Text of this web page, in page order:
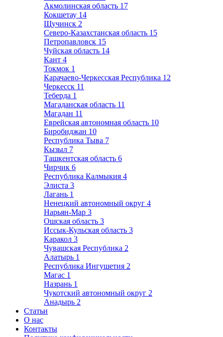
Акмолинская область 17
Кокшетау 14
Щучинск 2
Северо-Казахстанская область 15
Петропавловск 15
Чуйская область 14
Кант 4
Токмок 1
Карачаево-Черкесская Республика 12
Черкесск 11
Теберда 1
Магаданская область 11
Магадан 11
Еврейская автономная область 10
Биробиджан 10
Республика Тыва 7
Кызыл 7
Ташкентская область 6
Чирчик 6
Республика Калмыкия 4
Элиста 3
Лагань 1
Ненецкий автономный округ 4
Нарьян-Мар 3
Ошская область 3
Иссык-Кульская область 3
Каракол 3
Чувашская Республика 2
Алатырь 1
Республика Ингушетия 2
Магас 1
Назрань 1
Чукотский автономный округ 2
Анадырь 2
Статьи
О нас
Контакты